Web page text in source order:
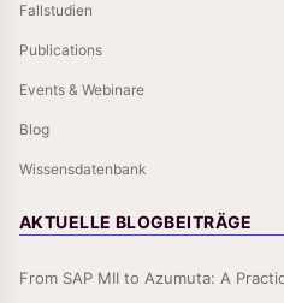
Fallstudien
Publications
Events & Webinare
Blog
Wissensdatenbank
AKTUELLE BLOGBEITRÄGE
From SAP MII to Azumuta: A